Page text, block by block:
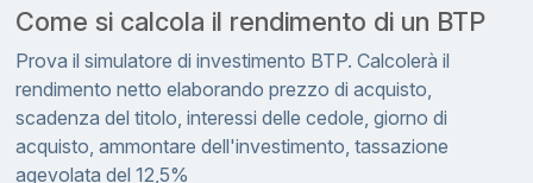
Come si calcola il rendimento di un BTP
Prova il simulatore di investimento BTP. Calcolerà il
rendimento netto elaborando prezzo di acquisto,
scadenza del titolo, interessi delle cedole, giorno di
acquisto, ammontare dell'investimento, tassazione
agevolata del 12,5%